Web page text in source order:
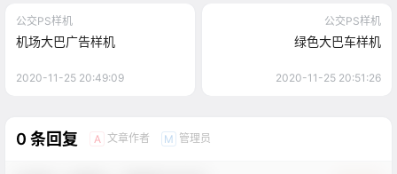
公交PS样机
机场大巴广告样机
2020-11-25 20:49:09
公交PS样机
绿色大巴车样机
2020-11-25 20:51:26
0 条回复 A 文章作者 M 管理员